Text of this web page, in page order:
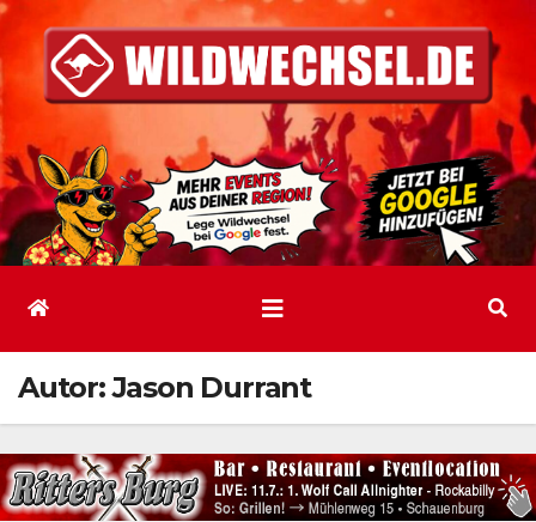
Inhalt
springen
Autor:Jason Durrant